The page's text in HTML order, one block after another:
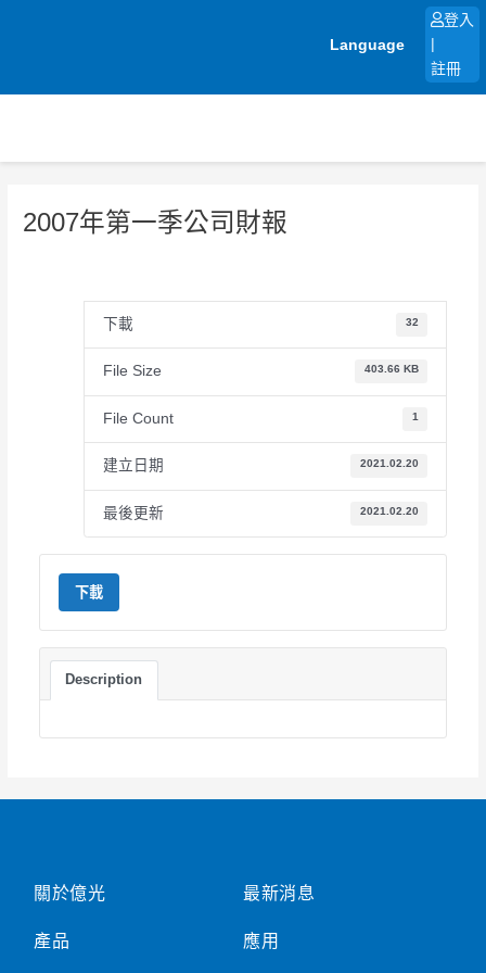
Language
登入
註冊
2007年第一季公司財報
下載 32
File Size 403.66 KB
File Count 1
建立日期 2021.02.20
最後更新 2021.02.20
下載
Description
關於億光
產品
最新消息
應用